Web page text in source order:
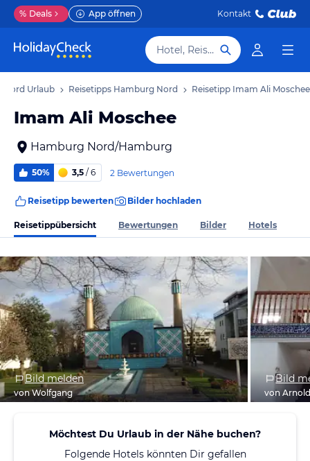
% Deals App öffnen Kontakt
Hotel, Reiseziel
Nord Urlaub Reisetipps Hamburg Nord Reisetipp Imam Ali Moschee
Imam Ali Moschee
Hamburg Nord/Hamburg
50% 3,5 / 6 2 Bewertungen
Reisetipp bewerten Bilder hochladen
Reisetippübersicht Bewertungen Bilder Hotels
Bild melden
von Wolfgang
Bild
von
Möchtest Du Urlaub in der Nähe buchen?
Folgende Hotels könnten Dir gefallen